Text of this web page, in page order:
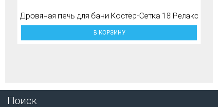
Дровяная печь для бани Костёр-Сетка 18 Релакс
В КОРЗИНУ
Поиск